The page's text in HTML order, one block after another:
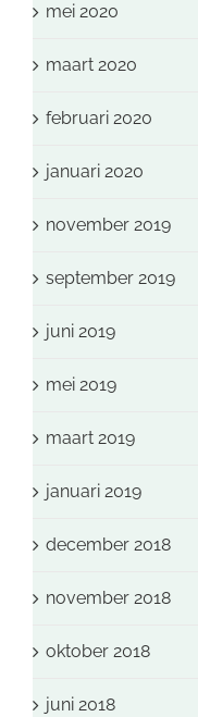
mei 2020
maart 2020
februari 2020
januari 2020
november 2019
september 2019
juni 2019
mei 2019
maart 2019
januari 2019
december 2018
november 2018
oktober 2018
juni 2018